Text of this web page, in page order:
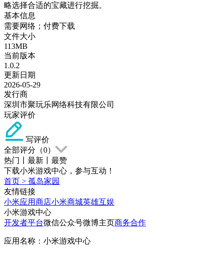
略选择合适的宝藏进行挖掘。
基本信息
需要网络；付费下载
文件大小
113MB
当前版本
1.0.2
更新日期
2026-05-29
发行商
深圳市聚玩乐网络科技有限公司
玩家评价
写评价
全部评分（0）
热门
最新
最赞
下载小米游戏中心，参与互动！
首页 > 孤岛家园
友情链接
小米应用商店小米商城英雄互娱
小米游戏中心
开发者平台微信公众号微博主页商务合作
应用名称：小米游戏中心